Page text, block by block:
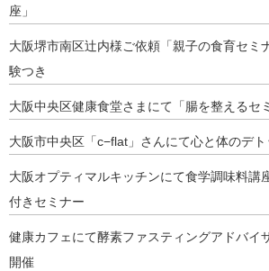
座」
大阪堺市南区辻内様ご依頼「親子の食育セミ
験つき
大阪中央区健康食堂さまにて「腸を整えるセ
大阪市中央区「c−flat」さんにて心と体のデ
大阪オプティマルキッチンにて食学調味料講
付きセミナー
健康カフェにて酵素ファスティングアドバイ
開催